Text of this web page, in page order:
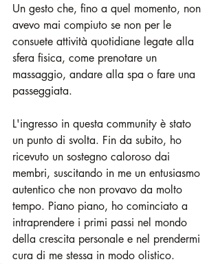
Un gesto che, fino a quel momento, non
avevo mai compiuto se non per le
consuete attività quotidiane legate alla
sfera fisica, come prenotare un
massaggio, andare alla spa o fare una
passeggiata.
L'ingresso in questa community è stato
un punto di svolta. Fin da subito, ho
ricevuto un sostegno caloroso dai
membri, suscitando in me un entusiasmo
autentico che non provavo da molto
tempo. Piano piano, ho cominciato a
intraprendere i primi passi nel mondo
della crescita personale e nel prendermi
cura di me stessa in modo olistico.